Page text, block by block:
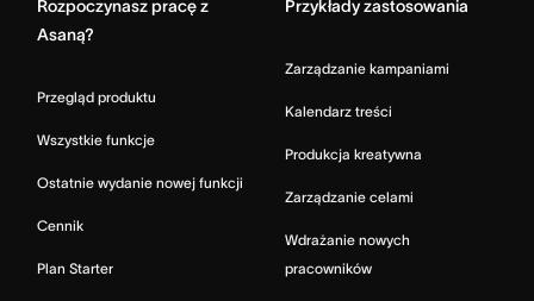
Rozpoczynasz pracę z
Asaną?
Przegląd produktu
Wszystkie funkcje
Ostatnie wydanie nowej funkcji
Cennik
Plan Starter
Przykłady zastosowania
Zarządzanie kampaniami
Kalendarz treści
Produkcja kreatywna
Zarządzanie celami
Wdrażanie nowych
pracowników